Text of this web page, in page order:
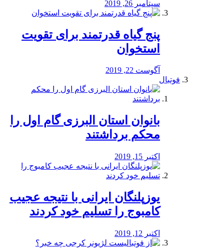
سپتامبر 26, 2019
پنج گیاه قدرتمند برای تقویت
استخوان
آگوست 22, 2019
فوتبال
بانوان استان البرزی گام اول را
محكم برداشتند
اکتبر 15, 2019
یوزپلنگان ایرانی با نتیجه عجیب
کامبوج را تسلیم خود کردند
اکتبر 12, 2019